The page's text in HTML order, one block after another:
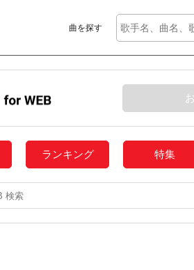
曲を探す
ランキング 特集